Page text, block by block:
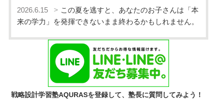
2026.6.15
この夏を逃すと、あなたのお子さんは「本
来の学力」を発揮できないまま終わるかもしれません。
戦略設計学習塾AQURASを登録して、塾長に質問してみよう！